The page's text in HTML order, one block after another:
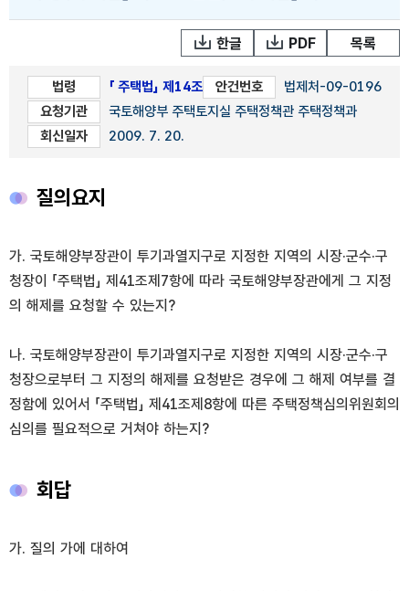
한글 PDF 목록
법령 「 주택법」 제14조 안건번호
법제처-09-0196
요청기관
국토해양부 주택토지실 주택정책관 주택정책과
회신일자
2009. 7. 20.
질의요지
가. 국토해양부장관이 투기과열지구로 지정한 지역의 시장·군수·구
청장이 「주택법」 제41조제7항에 따라 국토해양부장관에게 그 지정
의 해제를 요청할 수 있는지?
나. 국토해양부장관이 투기과열지구로 지정한 지역의 시장·군수·구
청장으로부터 그 지정의 해제를 요청받은 경우에 그 해제 여부를 결
정함에 있어서 「주택법」 제41조제8항에 따른 주택정책심의위원회의
심의를 필요적으로 거쳐야 하는지?
회답
가. 질의 가에 대하여